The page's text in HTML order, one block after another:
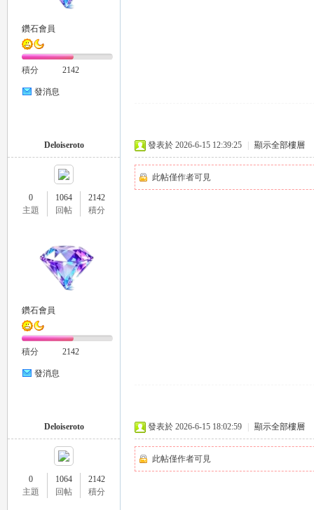
鑽石會員
積分 2142
發消息
Deloiseroto
0
主題
1064
回帖
2142
積分
鑽石會員
積分 2142
發消息
發表於 2026-6-15 12:39:25 顯示全部樓層
此帖僅作者可見
Deloiseroto
0
主題
1064
回帖
2142
積分
發表於 2026-6-15 18:02:59 顯示全部樓層
此帖僅作者可見